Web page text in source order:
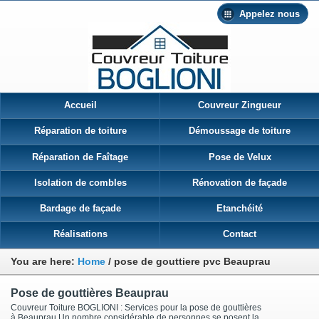
Appelez nous
Accueil Couvreur Zingueur
Réparation de toiture Démoussage de toiture
Réparation de Faîtage Pose de Velux
Isolation de combles Rénovation de façade
Bardage de façade Etanchéité
Réalisations Contact
You are here: Home / pose de gouttiere pvc Beauprau
Pose de gouttières Beauprau
Couvreur Toiture BOGLIONI : Services pour la pose de gouttières